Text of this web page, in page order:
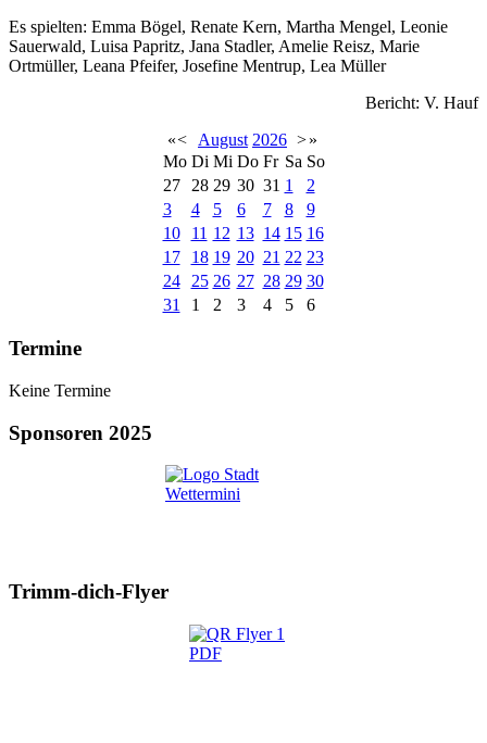
Es spielten: Emma Bögel, Renate Kern, Martha Mengel, Leonie
Sauerwald, Luisa Papritz, Jana Stadler, Amelie Reisz, Marie
Ortmüller, Leana Pfeifer, Josefine Mentrup, Lea Müller
Bericht: V. Hauf
«< August 2026 >»
Mo Di Mi Do Fr Sa So
27
28 29 30 31 1
2
3
4 5 6 7 8
9
10
11 12 13 14 15 16
17
18 19 20 21 22 23
24
25 26 27 28 29 30
31
1 2 3 4 5 6
Termine
Keine Termine
Sponsoren 2025
Trimm-dich-Flyer